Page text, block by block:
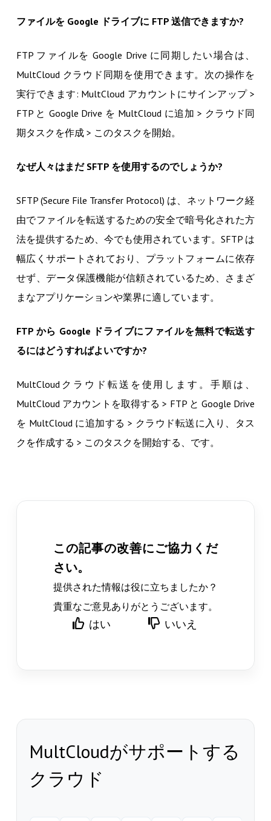
ファイルを Google ドライブに FTP 送信できますか?
FTP ファイルを Google Drive に同期したい場合は、
MultCloud クラウド同期を使用できます。次の操作を
実行できます: MultCloud アカウントにサインアップ >
FTP と Google Drive を MultCloud に追加 > クラウド同
期タスクを作成 > このタスクを開始。
なぜ人々はまだ SFTP を使用するのでしょうか?
SFTP (Secure File Transfer Protocol) は、ネットワーク経
由でファイルを転送するための安全で暗号化された方
法を提供するため、今でも使用されています。SFTP は
幅広くサポートされており、プラットフォームに依存
せず、データ保護機能が信頼されているため、さまざ
まなアプリケーションや業界に適しています。
FTP から Google ドライブにファイルを無料で転送す
るにはどうすればよいですか?
MultCloudクラウド転送を使用します。手順は、
MultCloud アカウントを取得する > FTP と Google Drive
を MultCloud に追加する > クラウド転送に入り、タス
クを作成する > このタスクを開始する、です。
この記事の改善にご協力くだ
さい。
提供された情報は役に立ちましたか？
貴重なご意見ありがとうございます。
はい いいえ
MultCloudがサポートする
クラウド